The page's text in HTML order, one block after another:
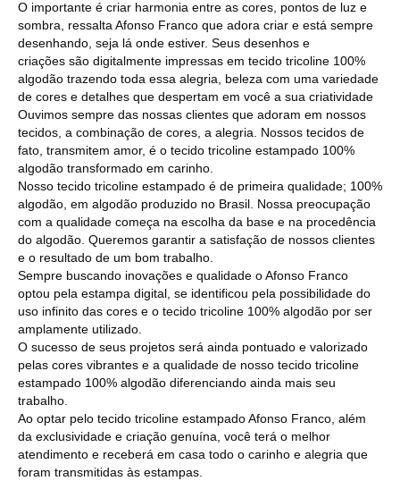
O importante é criar harmonia entre as cores, pontos de luz e
sombra, ressalta Afonso Franco que adora criar e está sempre
desenhando, seja lá onde estiver. Seus desenhos e
criações são digitalmente impressas em tecido tricoline 100%
algodão trazendo toda essa alegria, beleza com uma variedade
de cores e detalhes que despertam em você a sua criatividade
Ouvimos sempre das nossas clientes que adoram em nossos
tecidos, a combinação de cores, a alegria. Nossos tecidos de
fato, transmitem amor, é o tecido tricoline estampado 100%
algodão transformado em carinho.
Nosso tecido tricoline estampado é de primeira qualidade; 100%
algodão, em algodão produzido no Brasil. Nossa preocupação
com a qualidade começa na escolha da base e na procedência
do algodão. Queremos garantir a satisfação de nossos clientes
e o resultado de um bom trabalho.
Sempre buscando inovações e qualidade o Afonso Franco
optou pela estampa digital, se identificou pela possibilidade do
uso infinito das cores e o tecido tricoline 100% algodão por ser
amplamente utilizado.
O sucesso de seus projetos será ainda pontuado e valorizado
pelas cores vibrantes e a qualidade de nosso tecido tricoline
estampado 100% algodão diferenciando ainda mais seu
trabalho.
Ao optar pelo tecido tricoline estampado Afonso Franco, além
da exclusividade e criação genuína, você terá o melhor
atendimento e receberá em casa todo o carinho e alegria que
foram transmitidas às estampas.